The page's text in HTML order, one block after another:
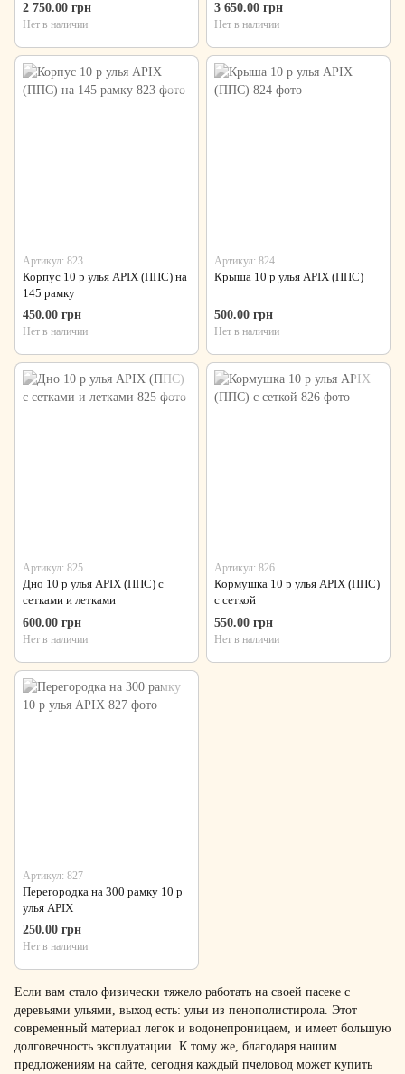
2 750.00 грн
Нет в наличии
3 650.00 грн
Нет в наличии
Артикул: 823
Корпус 10 р улья APIX (ППС) на
145 рамку
450.00 грн
Нет в наличии
Артикул: 824
Крыша 10 р улья APIX (ППС)
500.00 грн
Нет в наличии
Артикул: 825
Дно 10 р улья APIX (ППС) с
сетками и летками
600.00 грн
Нет в наличии
Артикул: 826
Кормушка 10 р улья APIX (ППС)
с сеткой
550.00 грн
Нет в наличии
Артикул: 827
Перегородка на 300 рамку 10 р
улья APIX
250.00 грн
Нет в наличии
Если вам стало физически тяжело работать на своей пасеке с
деревьями ульями, выход есть: ульи из пенополистирола. Этот
современный материал легок и водонепроницаем, и имеет большую
долговечность эксплуатации. К тому же, благодаря нашим
предложениям на сайте, сегодня каждый пчеловод может купить